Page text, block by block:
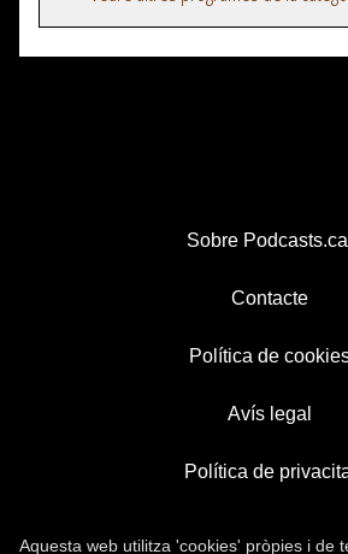
Sobre
Contacte
Política de
Avís legal
Política de
Aquesta web utilitza 'cookies' pròpies i de